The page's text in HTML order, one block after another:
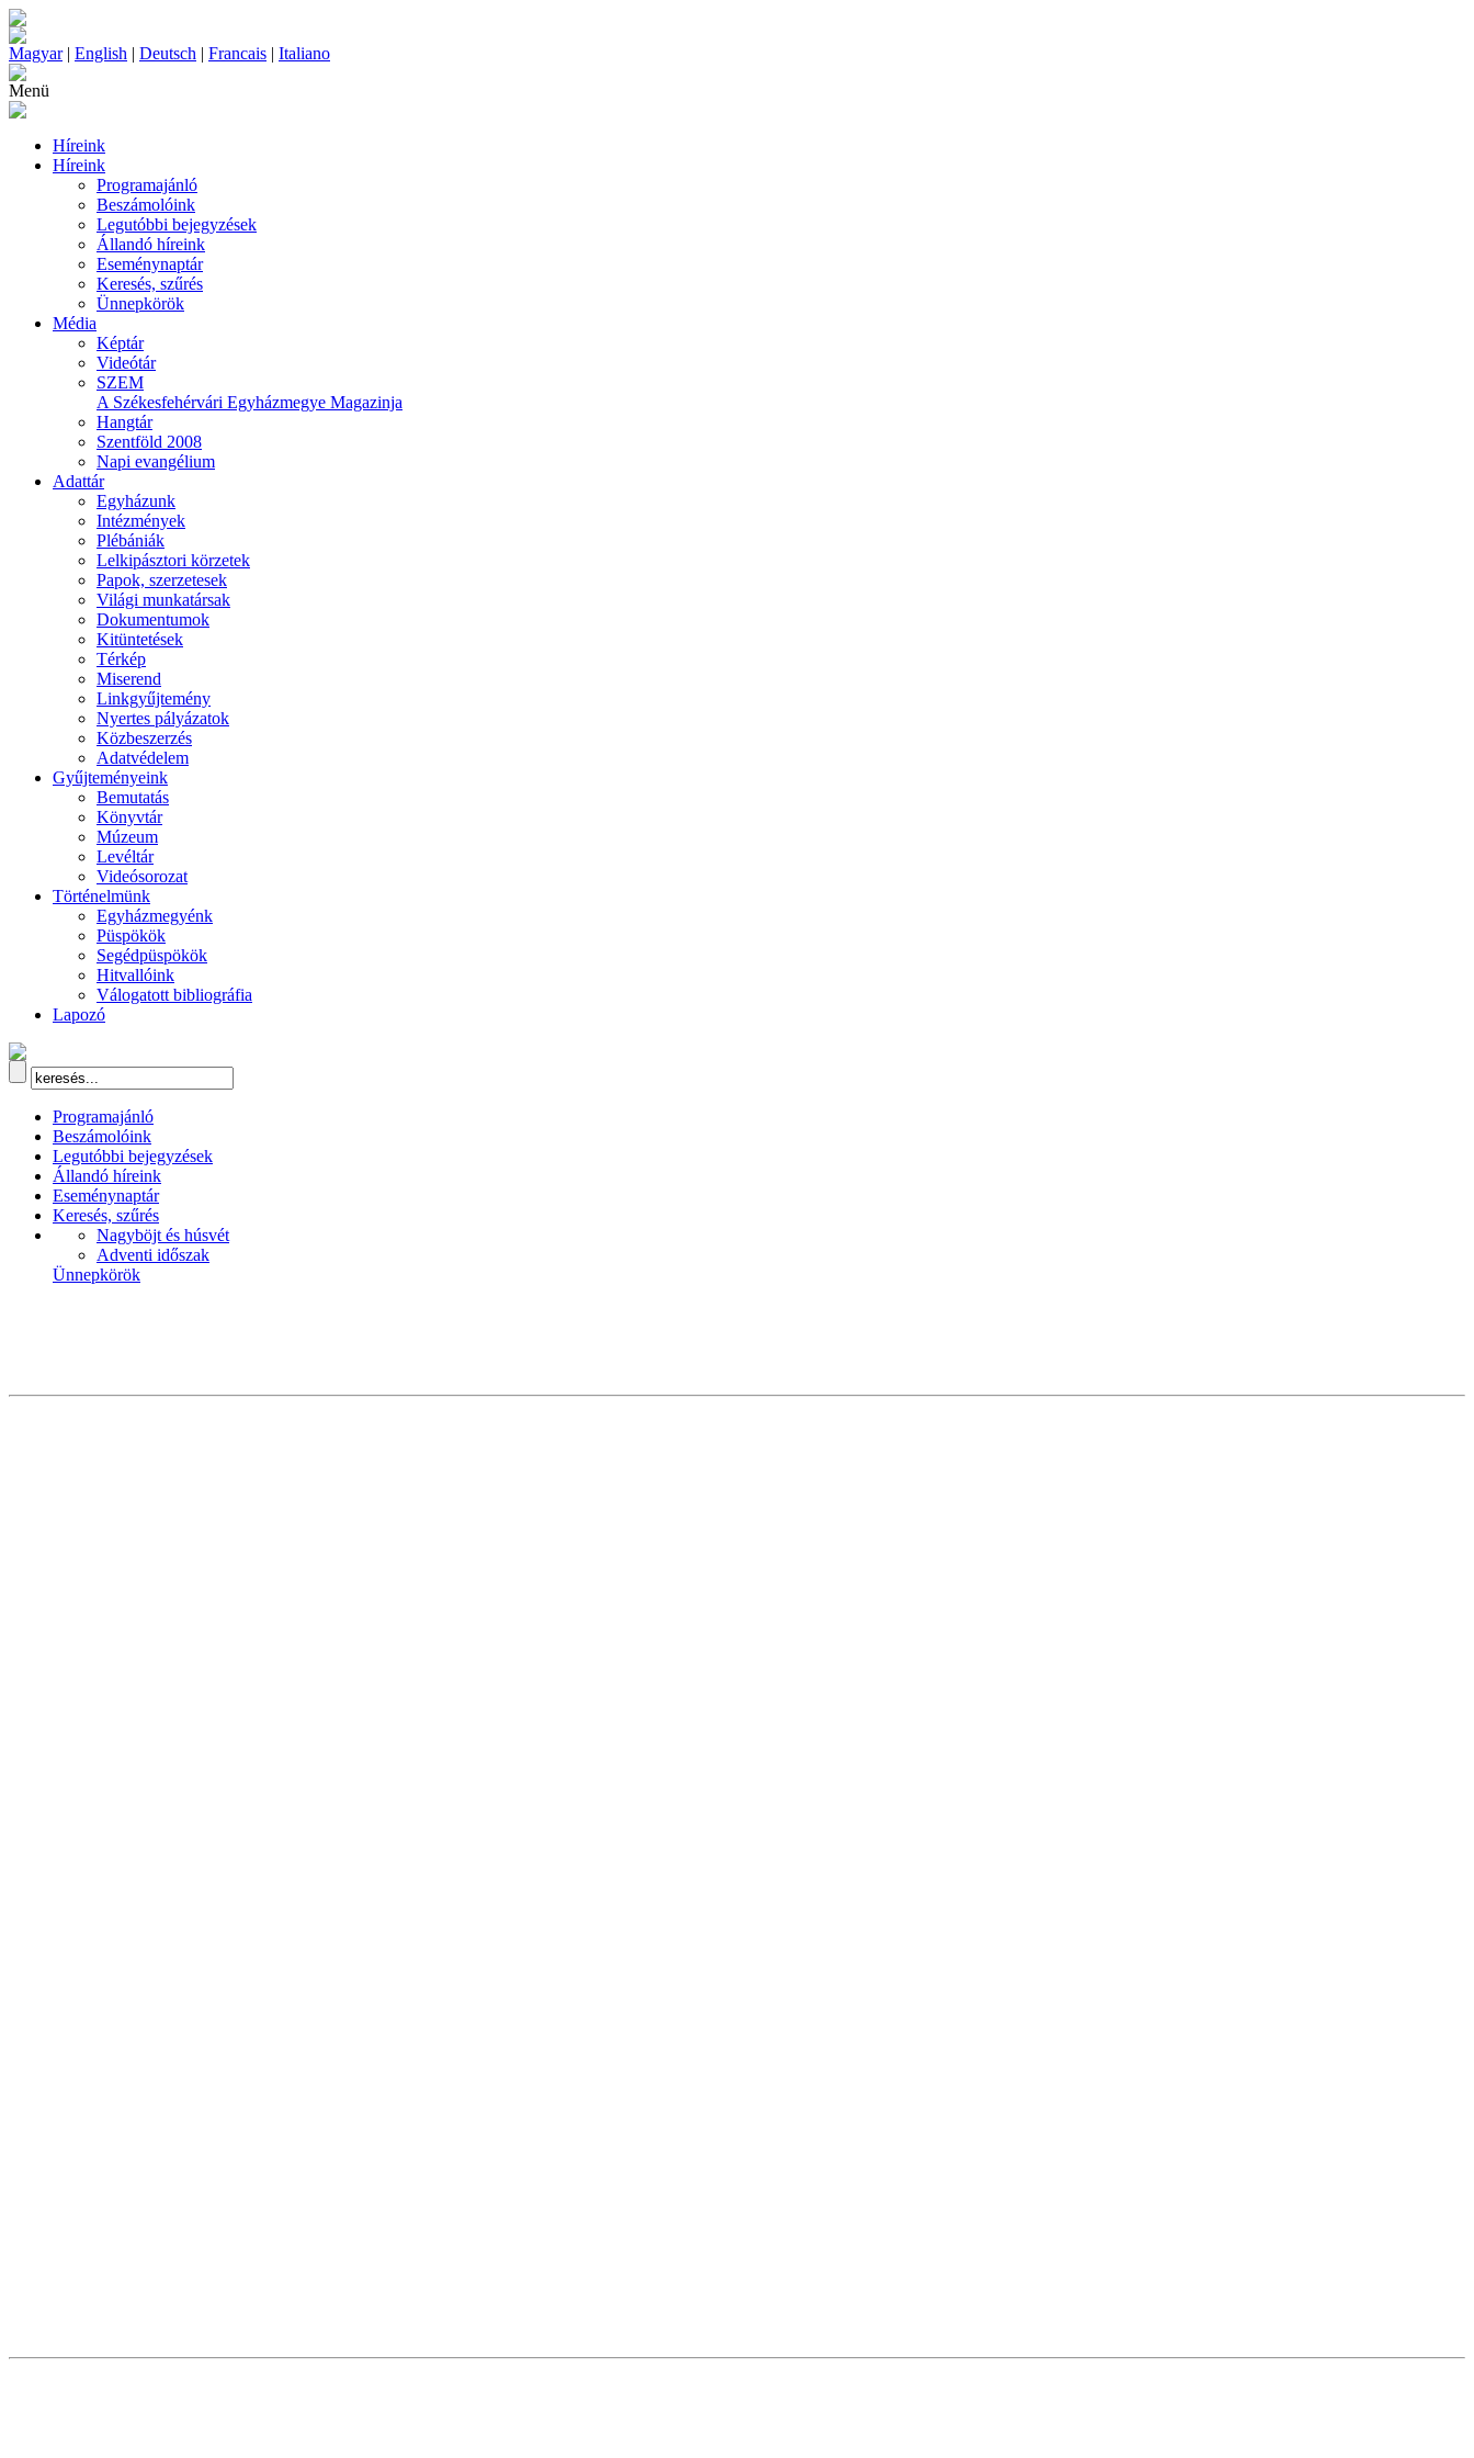
Magyar| English | Deutsch | Francais | Italiano
Menü
Híreink
Híreink
Programajánló
Beszámolóink
Legutóbbi bejegyzések
Állandó híreink
Eseménynaptár
Keresés, szűrés
Ünnepkörök
Média
Képtár
Videótár
SZEM
A Székesfehérvári Egyházmegye Magazinja
Hangtár
Szentföld 2008
Napi evangélium
Adattár
Egyházunk
Intézmények
Plébániák
Lelkipásztori körzetek
Papok, szerzetesek
Világi munkatársak
Dokumentumok
Kitüntetések
Térkép
Miserend
Linkgyűjtemény
Nyertes pályázatok
Közbeszerzés
Adatvédelem
Gyűjteményeink
Bemutatás
Könyvtár
Múzeum
Levéltár
Videósorozat
Történelmünk
Egyházmegyénk
Püspökök
Segédpüspökök
Hitvallóink
Válogatott bibliográfia
Lapozó
Programajánló
Beszámolóink
Legutóbbi bejegyzések
Állandó híreink
Eseménynaptár
Keresés, szűrés
Nagyböjt és húsvét
Adventi időszak
Ünnepkörök